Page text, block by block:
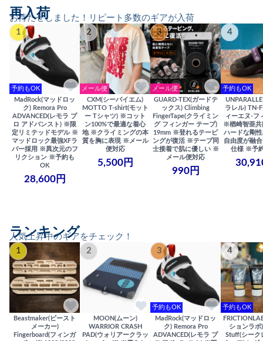
お待たせしました！リピート多数のギアが入荷
再入荷
1
予約もOK
MadRock(マッドロッ
ク) Remora Pro
ADVANCED(レモラ プ
ロ アドバンスト) ※限
定リミテッドモデル ※
マッドロック最強XFラ
バー採用 ※異次元のフ
リクション ※予約も
OK
28,600円
2
メール便
CXM(シーバイエム)
MOTTO T-shirt(モット
ー Tシャツ) ※コット
ン100%で最適な着心
地 ※クライミングの本
質を胸に表現 ※メール
便対応
5,500円
3
メール便
GUARD-TEX(ガードテ
ックス) Climbing
FingerTape(クライミン
グ フィンガー テープ)
19mm ※登れるテーピ
ングが復活 ※テープ同
士接着で肌に優しい ※
メール便対応
990円
4
予約もOK
ラレル) TN-
ィーエヌ-フ
※楢崎智亜
ハードな剛
自由度が融
仕様 ※予
人気上昇中のギアをチェック！
ランキング
1
Beastmaker(ビースト
メーカー)
Fingerboard(フィンガ
2
MOON(ムーン)
WARRIOR CRASH
PAD(ウォリアークラッ
3
予約もOK
MadRock(マッドロッ
ク) Remora Pro
ADVANCED(レモラ プ
4
予約もOK
ションラボ
Stuff(シーク